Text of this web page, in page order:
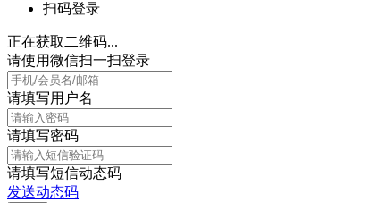
扫码登录
正在获取二维码...
请使用微信扫一扫登录
请填写用户名
请填写密码
请填写短信动态码
发送动态码